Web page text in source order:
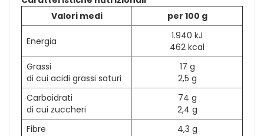
Valori medi
per 100 g
Energia
1.940 kJ
462 kcal
Grassi
di cui acidi grassi saturi
17 g
2,5 g
Carboidrati
di cui zuccheri
74 g
2,4 g
Fibre
4,3 g